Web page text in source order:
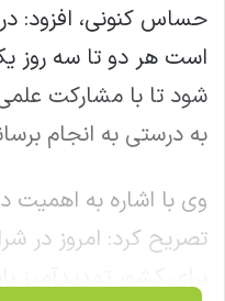
حساس کنونی، افزود:
است هر دو تا سه روز
شود تا با مشارکت
به درستی به انجام
وی با اشاره به
تصریح کرد: امروز در
برای کشور تهدیدآمیز